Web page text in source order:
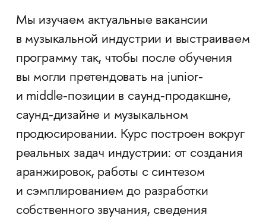
Мы изучаем актуальные вакансии
в музыкальной индустрии и выстраиваем
программу так, чтобы после обучения
вы могли претендовать на junior-
и middle-позиции в саунд-продакшне,
саунд-дизайне и музыкальном
продюсировании. Курс построен вокруг
реальных задач индустрии: от создания
аранжировок, работы с синтезом
и сэмплированием до разработки
собственного звучания, сведения